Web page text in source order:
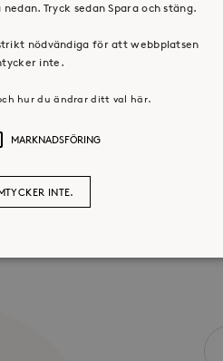
Tryck sedan Spara och stäng.
nödvändiga för att webbplatsen
inte.
hur du ändrar ditt val här.
MARKNADSFÖRING
INTE.